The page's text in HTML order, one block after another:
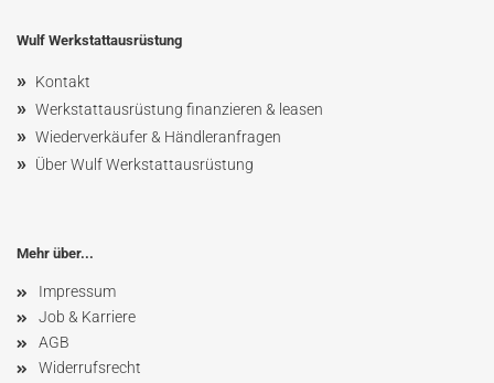
Wulf Werkstattausrüstung
» Kontakt
» Werkstattausrüstung finanzieren & leasen
» Wiederverkäufer & Händleranfragen
» Über Wulf Werkstattausrüstung
Mehr über...
Impressum
Job & Karriere
AGB
Widerrufsrecht